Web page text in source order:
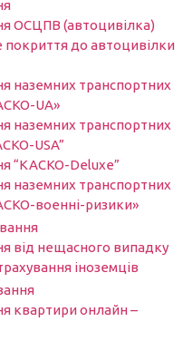
ОСЦПВ (автоцивілка)
до автоцивілки
наземних транспортних
UA»
наземних транспортних
USA”
“КАСКО-Deluxe”
наземних транспортних
военні-ризики»
від нещасного випадку
іноземців
квартири онлайн –